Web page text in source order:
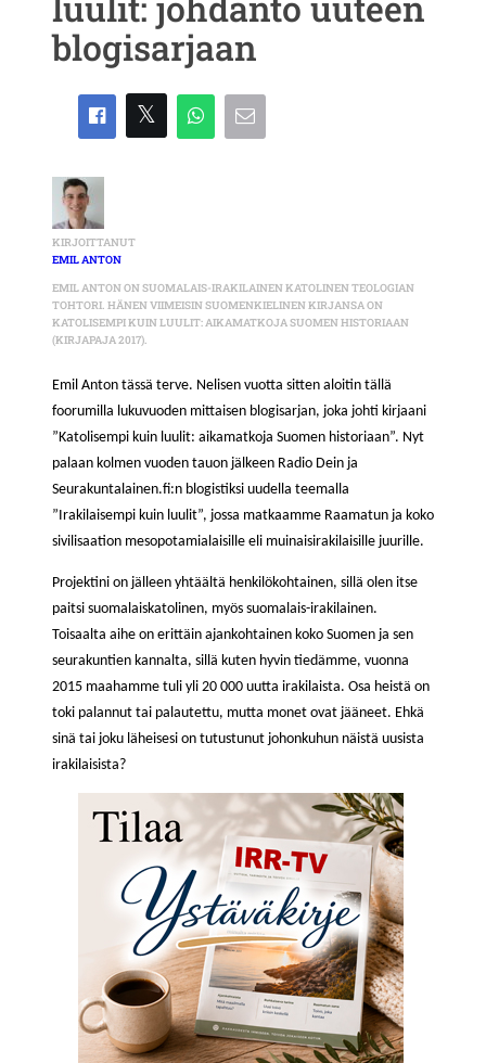
blogisarjaan
KIRJOITTANUT
EMIL ANTON
EMIL ANTON ON SUOMALAIS-IRAKILAINEN KATOLINEN TEOLOGIAN
TOHTORI. HÄNEN VIIMEISIN SUOMENKIELINEN KIRJANSA ON
KATOLISEMPI KUIN LUULIT: AIKAMATKOJA SUOMEN HISTORIAAN
(KIRJAPAJA 2017).
Emil Anton tässä terve. Nelisen vuotta sitten aloitin tällä
foorumilla lukuvuoden mittaisen blogisarjan, joka johti kirjaani
”Katolisempi kuin luulit: aikamatkoja Suomen historiaan”. Nyt
palaan kolmen vuoden tauon jälkeen Radio Dein ja
Seurakuntalainen.fi:n blogistiksi uudella teemalla
”Irakilaisempi kuin luulit”, jossa matkaamme Raamatun ja koko
sivilisaation mesopotamialaisille eli muinaisirakilaisille juurille.
Projektini on jälleen yhtäältä henkilökohtainen, sillä olen itse
paitsi suomalaiskatolinen, myös suomalais-irakilainen.
Toisaalta aihe on erittäin ajankohtainen koko Suomen ja sen
seurakuntien kannalta, sillä kuten hyvin tiedämme, vuonna
2015 maahamme tuli yli 20 000 uutta irakilaista. Osa heistä on
toki palannut tai palautettu, mutta monet ovat jääneet. Ehkä
sinä tai joku läheisesi on tutustunut johonkuhun näistä uusista
irakilaisista?